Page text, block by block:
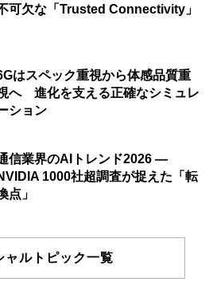
可欠な「Trusted Connectivity」
はスペック重視から体感品質重
へ 進化を支える正確なシミュレ
ション
信業界のAIトレンド2026 ―
1000社超調査が捉えた「転
点」
ャルトピック一覧